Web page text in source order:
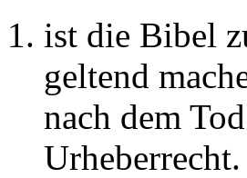
ist die Bibel
geltend
nach dem
Urheberrecht.